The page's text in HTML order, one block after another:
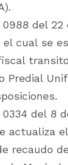
0988 del 22
el cual se
Predial
del 8
actualiza
recaudo